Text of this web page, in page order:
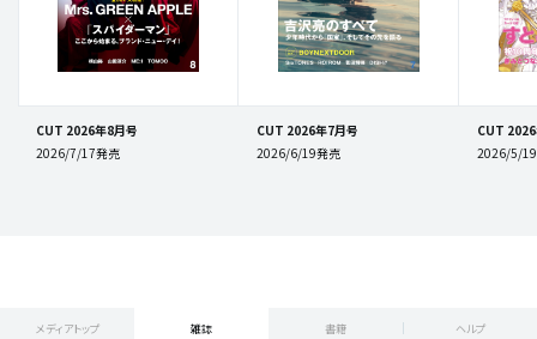
CUT 2026年8月号
2026/7/17発売
CUT 2026年7月号
2026/6/19発売
CUT
2026/5/
メディアトップ 雑誌 書籍 ヘルプ